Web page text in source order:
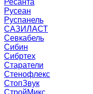
Ресанта
Русеан
Руспанель
САЗИЛАСТ
Севкабель
Сибин
Сибртех
Старатели
Стенофлекс
СтопЗвук
СтройМикс